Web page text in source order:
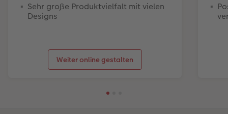
Sehr große Produktvielfalt mit vielen
Designs
Weiter online gestalten